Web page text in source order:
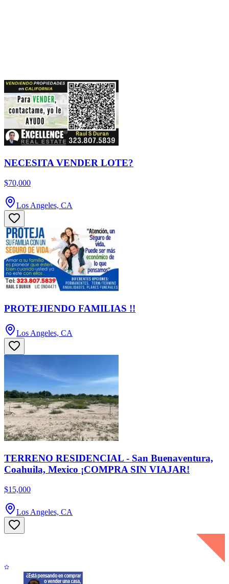
NECESITA VENDER LOTE?
$70,000
Los Angeles, CA
PROTEJIENDO FAMILIAS !!
Los Angeles, CA
TERRENO RESIDENCIAL - San Buenaventura,
Coahuila, Mexico ¡COMPRA SIN VIAJAR!
$15,000
Los Angeles, CA